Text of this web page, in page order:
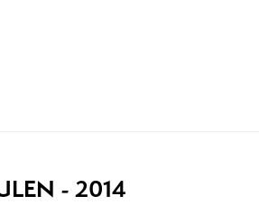
- 2014